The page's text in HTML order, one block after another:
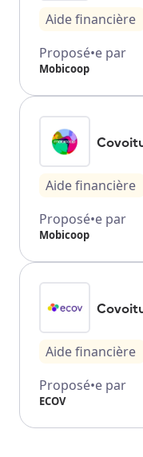
Aide financière
Proposé•e par
Mobicoop
Aide financière
Proposé•e par
Mobicoop
Aide financière
Proposé•e par
ECOV